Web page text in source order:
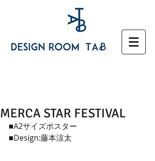
MERCA STAR FESTIVAL
■A2サイズポスター
■Design:藤本涼太